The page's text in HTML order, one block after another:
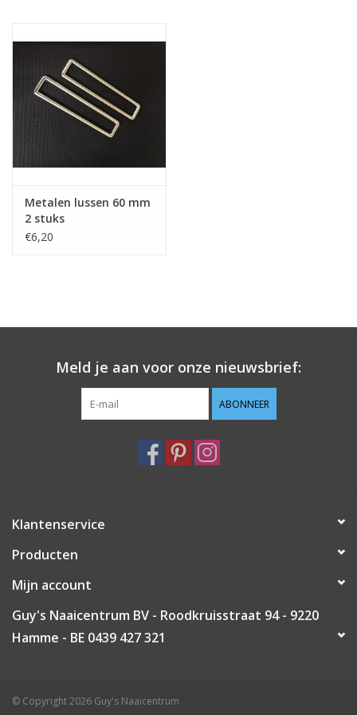
Stoffen
Breien en haken
Handwerk
Workshop
Metalen lussen 60 mm
2 stuks
€6,20
Meld je aan voor onze nieuwsbrief:
ABONNEER
Klantenservice
Producten
Mijn account
Guy's Naaicentrum BV - Roodkruisstraat 94 - 9220
Hamme - BE 0439 427 321
© Copyright 2026 Guy's Naaicentrum